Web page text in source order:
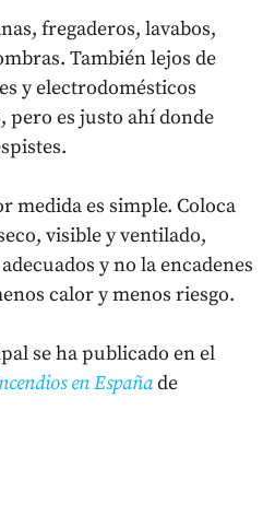
fregaderos, lavabos,
También lejos de
y electrodomésticos
pero es justo ahí donde
medida es simple. Coloca
visible y ventilado,
y no la encadenes
calor y menos riesgo.
se ha publicado en el
en Españade